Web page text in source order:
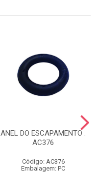
ANEL DO ESCAPAMENTO :
AC376
Código: AC376
Embalagem: PC